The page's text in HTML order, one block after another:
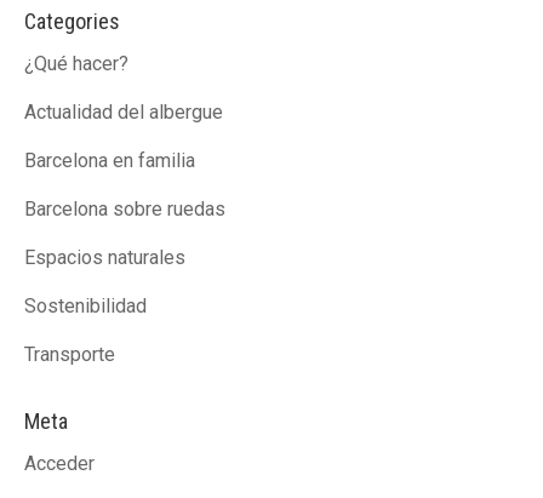
Categories
¿Qué hacer?
Actualidad del albergue
Barcelona en familia
Barcelona sobre ruedas
Espacios naturales
Sostenibilidad
Transporte
Meta
Acceder